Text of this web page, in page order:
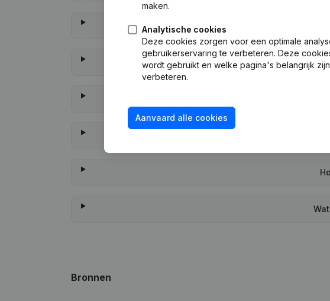
Bronnen
maken.
Analytische cookies
Deze cookies zorgen voor een optimale
gebruikerservaring te verbeteren. Deze
wordt gebruikt en welke pagina's belangrijk
verbeteren.
Aanvaard alle cookies